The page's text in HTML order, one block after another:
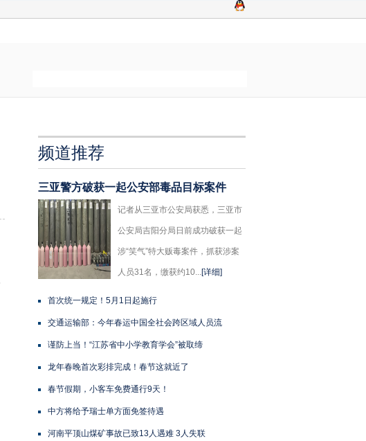
频道推荐
三亚警方破获一起公安部毒品目标案件
记者从三亚市公安局获悉，三亚市
公安局吉阳分局日前成功破获一起
涉“笑气”特大贩毒案件，抓获涉案
人员31名，缴获约10...[详细]
首次统一规定！5月1日起施行
交通运输部：今年春运中国全社会跨区域人员流
谨防上当！“江苏省中小学教育学会”被取缔
龙年春晚首次彩排完成！春节这就近了
春节假期，小客车免费通行9天！
中方将给予瑞士单方面免签待遇
河南平顶山煤矿事故已致13人遇难 3人失联